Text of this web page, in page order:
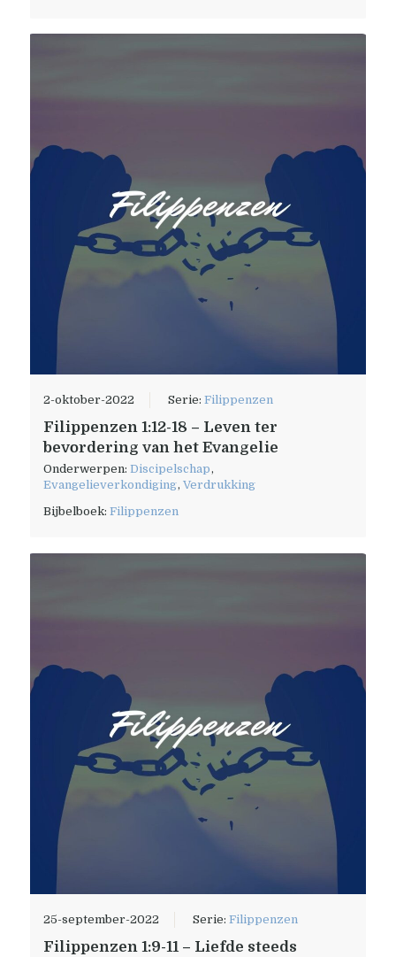
2-oktober-2022 Serie:Filippenzen
Filippenzen 1:12-18 – Leven ter
bevordering van het Evangelie
Onderwerpen:Discipelschap,
Evangelieverkondiging,Verdrukking
Bijbelboek:Filippenzen
25-september-2022 Serie:Filippenzen
Filippenzen 1:9-11 – Liefde steeds